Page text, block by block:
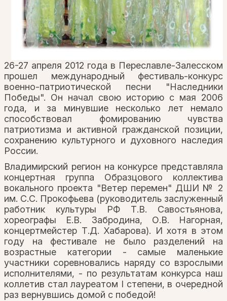
26-27 апреля 2012 года в Переславле-Залесском
прошел международный фестиваль-конкурс
военно-патриотической песни "Наследники
Победы". Он начал свою историю с мая 2006
года, и за минувшие несколько лет немало
способствовал фомированию чувства
патриотизма и активной гражданской позиции,
сохранению культурного и духовного наследия
России.
Владимирский регион на конкурсе представляла
концертная группа Образцового коллектива
вокального проекта "Ветер перемен" ДШИ № 2
им. С.С. Прокофьева (руководитель заслуженный
работник культуры РФ Т.В. Савостьянова,
хореографы Е.В. Забродина, О.В. Нагорная,
концертмейстер Т.Д. Хабарова). И хотя в этом
году на фестивале не было разделений на
возрастные категории - самые маленькие
участники соревновались наряду со взрослыми
исполнителями, - по результатам конкурса наш
коллетив стал лауреатом I степени, в очередной
раз вернувшись домой с победой!